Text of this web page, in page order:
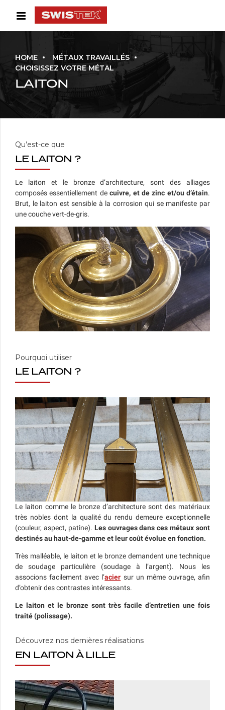
HOME
MÉTAUX TRAVAILLÉS
CHOISISSEZ VOTRE MÉTAL
LAITON
Qu’est-ce que
LE LAITON ?
Le laiton et le bronze d’architecture, sont des alliages
composés essentiellement decuivre, et de zinc et/ou d’étain.
Brut, le laiton est sensible à la corrosion qui se manifeste par
une couche vert-de-gris.
Pourquoi utiliser
LE LAITON ?
Le laiton comme le bronze d’architecture sont des matériaux
très nobles dont la qualité du rendu demeure exceptionnelle
(couleur, aspect, patine). Les ouvrages dans ces métaux sont
destinés au haut-de-gamme et leur coût évolue en fonction.
Très malléable, le laiton et le bronze demandent une technique
de soudage particulière (soudage à l’argent). Nous les
associons facilement avec l’acier sur un même ouvrage, afin
d’obtenir des contrastes intéressants.
Le laiton et le bronze sont très facile d’entretien une fois
traité (polissage).
Découvrez nos dernières réalisations
EN LAITON À LILLE